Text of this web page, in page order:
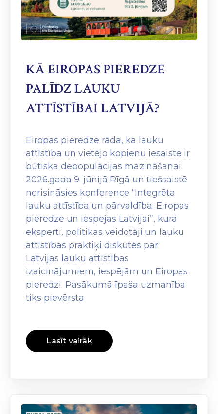
KĀ EIROPAS PIEREDZE
PALĪDZ LAUKU
ATTĪSTĪBAI LATVIJĀ?
Eiropas pieredze rāda, ka lauku
attīstība un vietējo kopienu iesaiste ir
būtiska depopulācijas mazināšanai.
2026.gada 9. jūnijā Rīgā un tiešsaistē
norisināsies konference “Integrēta
lauku attīstība un pārvaldība: Eiropas
pieredze un iespējas Latvijai”, kurā
eksperti, politikas veidotāji un lauku
attīstības praktiķi diskutēs par
Latvijas lauku attīstības
izaicinājumiem, iespējām un Eiropas
pieredzi. Pasākumā īpaša uzmanība
tiks pievērsta
Lasīt vairāk